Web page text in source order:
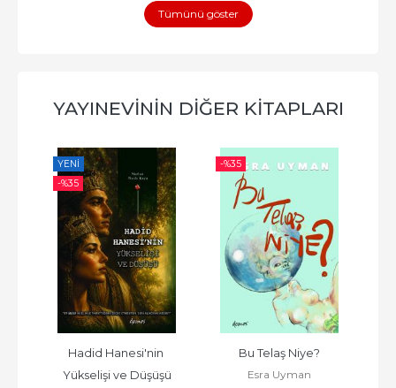
Tümünü göster
YAYINEVININ DIĞER KITAPLARI
YENI
-%35
Hadid Hanesi'nin
Yükselişi ve Düşüşü
-%35
Bu Telaş Niye?
Esra Uyman